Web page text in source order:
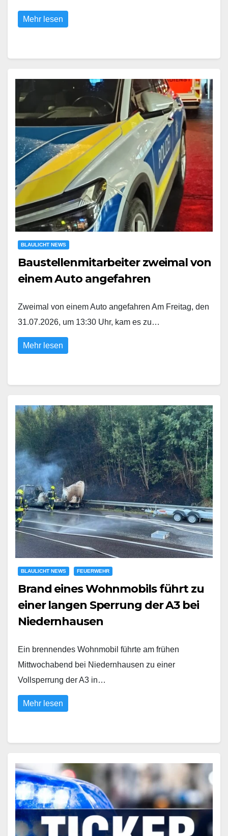
Mehr lesen
BLAULICHT NEWS
Baustellenmitarbeiter zweimal von
einem Auto angefahren
Zweimal von einem Auto angefahren Am Freitag, den
31.07.2026, um 13:30 Uhr, kam es zu…
Mehr lesen
BLAULICHT NEWS FEUERWEHR
Brand eines Wohnmobils führt zu
einer langen Sperrung der A3 bei
Niedernhausen
Ein brennendes Wohnmobil führte am frühen
Mittwochabend bei Niedernhausen zu einer
Vollsperrung der A3 in…
Mehr lesen